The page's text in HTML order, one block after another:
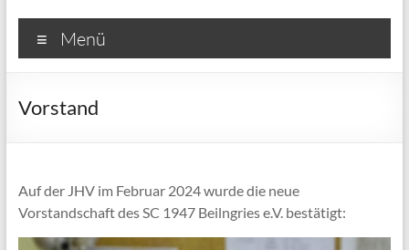
Menü
Vorstand
Auf der JHV im Februar 2024 wurde die neue
Vorstandschaft des SC 1947 Beilngries e.V. bestätigt: